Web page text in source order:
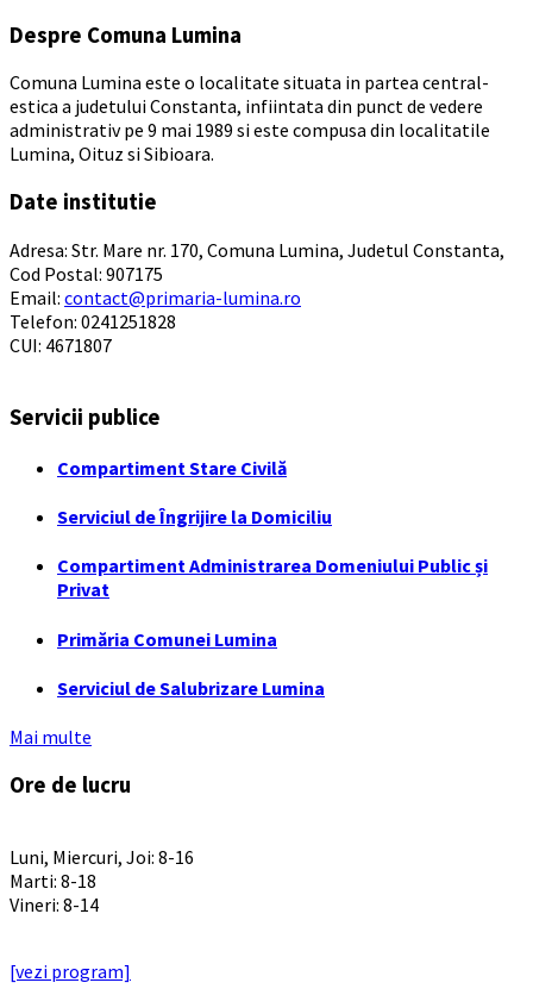
Despre Comuna Lumina
Comuna Lumina este o localitate situata in partea central-
estica a judetului Constanta, infiintata din punct de vedere
administrativ pe 9 mai 1989 si este compusa din localitatile
Lumina, Oituz si Sibioara.
Date institutie
Adresa: Str. Mare nr. 170, Comuna Lumina, Judetul Constanta,
Cod Postal: 907175
Email: contact@primaria-lumina.ro
Telefon: 0241251828
CUI: 4671807
Servicii publice
Compartiment Stare Civilă
Serviciul de Îngrijire la Domiciliu
Compartiment Administrarea Domeniului Public și
Privat
Primăria Comunei Lumina
Serviciul de Salubrizare Lumina
Mai multe
Ore de lucru
Luni, Miercuri, Joi: 8-16
Marti: 8-18
Vineri: 8-14
[vezi program]